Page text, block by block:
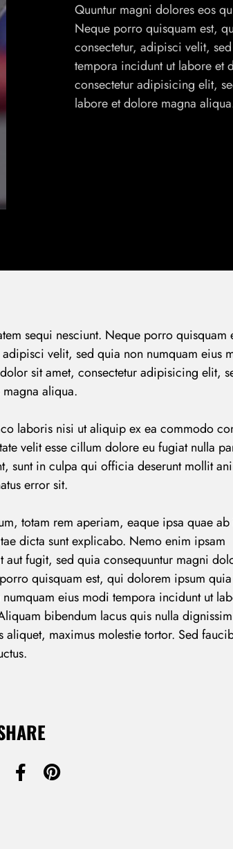
Quuntur magni dolores eos
Neque porro quisquam est,
consectetur, adipisci velit,
tempora incidunt ut labore et
consectetur adipisicing elit,
labore et dolore magna
sequi nesciunt. Neque porro quisquam
velit, sed quia non numquam eius
sit amet, consectetur adipisicing elit,
aliqua.
laboris nisi ut aliquip ex ea commodo
velit esse cillum dolore eu fugiat nulla
sunt in culpa qui officia deserunt mollit
error sit.
totam rem aperiam, eaque ipsa quae
dicta sunt explicabo. Nemo enim ipsam
fugit, sed quia consequuntur magni
quisquam est, qui dolorem ipsum
eius modi tempora incidunt ut
bibendum lacus quis nulla dignissim
maximus molestie tortor. Sed
IN
*
Lost Password?
REGISTER